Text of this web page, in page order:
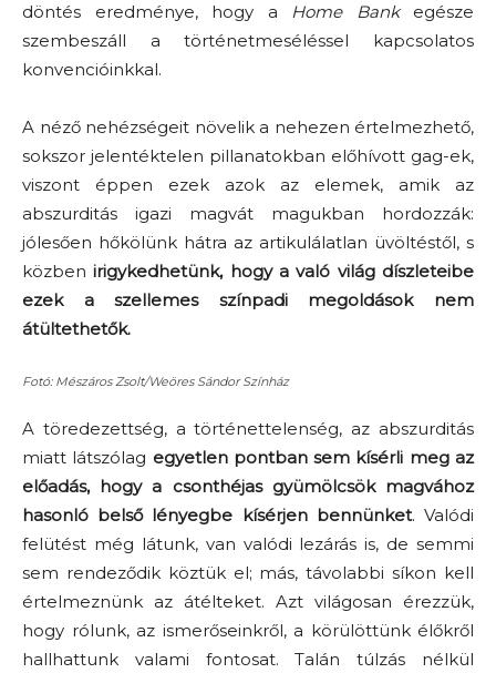
döntés eredménye, hogy a Home Bankegésze
szembeszáll a történetmeséléssel kapcsolatos
konvencióinkkal.
A néző nehézségeit növelik a nehezen értelmezhető,
sokszor jelentéktelen pillanatokban előhívott gag-ek,
viszont éppen ezek azok az elemek, amik az
abszurditás igazi magvát magukban hordozzák:
jólesően hőkölünk hátra az artikulálatlan üvöltéstől, s
közbenirigykedhetünk, hogy a való világ díszleteibe
ezek a szellemes színpadi megoldások nem
átültethetők.
Fotó: Mészáros Zsolt/Weöres Sándor Színház
A töredezettség, a történettelenség, az abszurditás
miatt látszólag egyetlen pontban sem kísérli meg az
előadás, hogy a csonthéjas gyümölcsök magvához
hasonló belső lényegbe kísérjen bennünket. Valódi
felütést még látunk, van valódi lezárás is, de semmi
sem rendeződik köztük el; más, távolabbi síkon kell
értelmeznünk az átélteket. Azt világosan érezzük,
hogy rólunk, az ismerőseinkről, a körülöttünk élőkről
hallhattunk valami fontosat. Talán túlzás nélkül